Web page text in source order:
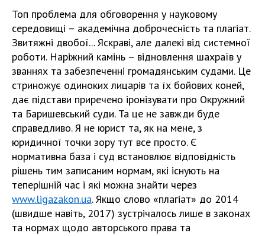
Топ проблема для обговорення у науковому
середовищі – академічна доброчесність та плагіат.
Звитяжні двобої... Яскраві, але далекі від системної
роботи. Наріжний камінь – відновлення шахраїв у
званнях та забезпеченні громадянським судами. Це
стриножує одиноких лицарів та їх бойових коней,
дає підстави приречено іронізувати про Окружний
та Баришевський суди. Та це не завжди буде
справедливо. Я не юрист та, як на мене, з
юридичної точки зору тут все просто. Є
нормативна база і суд встановлює відповідність
рішень тим записаним нормам, які існують на
теперішній час і які можна знайти через
www.ligazakon.ua. Якщо слово «плагіат» до 2014
(швидше навіть, 2017) зустрічалось лише в законах
та нормах щодо авторського права та